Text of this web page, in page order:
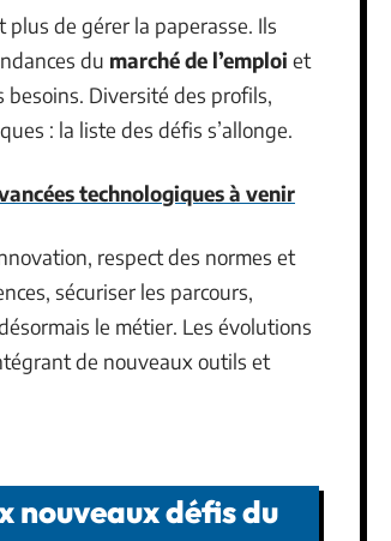
plus de gérer la paperasse. Ils
du marché de l’emploi et
Diversité des profils,
: la liste des défis s’allonge.
technologiques à venir
respect des normes et
sécuriser les parcours,
le métier. Les évolutions
de nouveaux outils et
nouveaux défis du